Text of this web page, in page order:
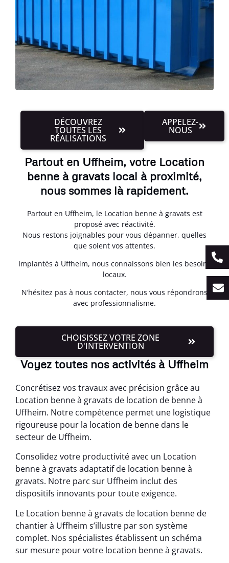
DÉCOUVREZ
TOUTES LES
RÉALISATIONS
APPELEZ-
NOUS
Partout en Uffheim, votre Location
benne à gravats local à proximité,
nous sommes là rapidement.
Partout en Uffheim, le Location benne à gravats est
proposé avec réactivité.
Nous restons joignables pour vous dépanner, quelles
que soient vos attentes.
Implantés à Uffheim, nous connaissons bien les besoins
locaux.
N’hésitez pas à nous contacter, nous vous répondrons
avec professionnalisme.
CHOISISSEZ VOTRE ZONE
D'INTERVENTION
Voyez toutes nos activités à Uffheim
Concrétisez vos travaux avec précision grâce au
Location benne à gravats de location de benne à
Uffheim. Notre compétence permet une logistique
rigoureuse pour la location de benne dans le
secteur de Uffheim.
Consolidez votre productivité avec un Location
benne à gravats adaptatif de location benne à
gravats. Notre parc sur Uffheim inclut des
dispositifs innovants pour toute exigence.
Le Location benne à gravats de location benne de
chantier à Uffheim s’illustre par son système
complet. Nos spécialistes établissent un schéma
sur mesure pour votre location benne à gravats.